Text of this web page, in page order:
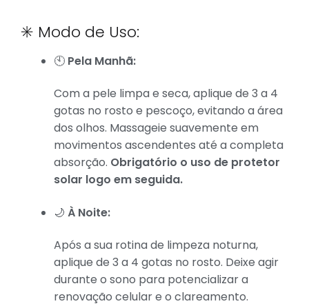
✳️ Modo de Uso:
🕙 Pela Manhã:
Com a pele limpa e seca, aplique de 3 a 4
gotas no rosto e pescoço, evitando a área
dos olhos. Massageie suavemente em
movimentos ascendentes até a completa
absorção. Obrigatório o uso de protetor
solar logo em seguida.
🌙 À Noite:
Após a sua rotina de limpeza noturna,
aplique de 3 a 4 gotas no rosto. Deixe agir
durante o sono para potencializar a
renovação celular e o clareamento.